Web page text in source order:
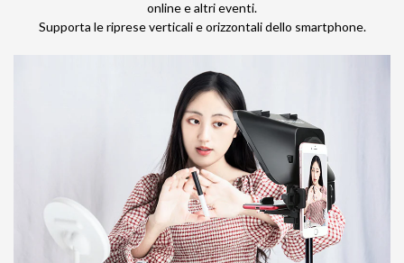
online e altri eventi.
Supporta le riprese verticali e orizzontali dello smartphone.